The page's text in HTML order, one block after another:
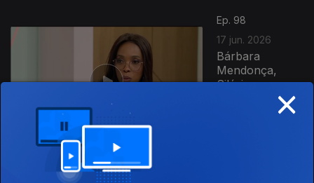
Ep. 98
17 jun. 2026
Bárbara
Mendonça,
Silésio
Eusébio Dias,×